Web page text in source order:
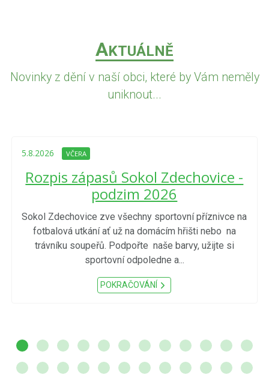
AKTUÁLNĚ
Novinky z dění v naší obci, které by Vám neměly
uniknout...
5.8.2026 VČERA
Rozpis zápasů Sokol Zdechovice -
podzim 2026
Sokol Zdechovice zve všechny sportovní příznivce na
fotbalová utkání ať už na domácím hřišti nebo na
trávníku soupeřů. Podpořte naše barvy, užijte si
sportovní odpoledne a...
POKRAČOVÁNÍ